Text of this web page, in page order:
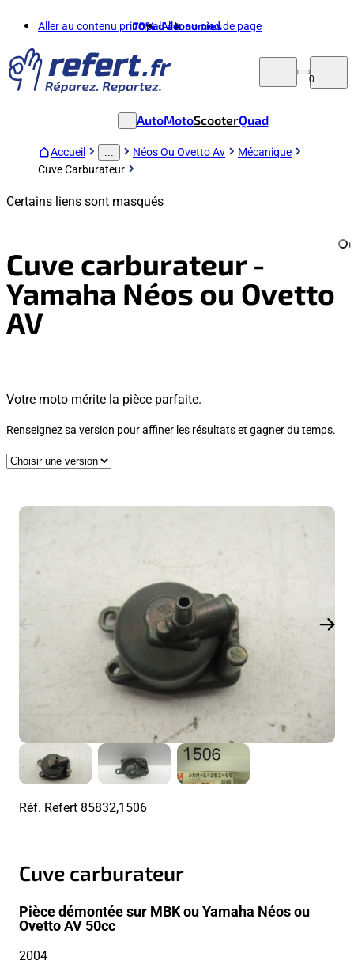
Aller au contenu principalAller au pied de page
70%d'économies
0
AutoMotoScooterQuad
Accueil Néos Ou Ovetto Av
Mécanique
Cuve Carburateur
Certains liens sont masqués
Cuve carburateur -
Yamaha Néos ou Ovetto
AV
+
Votre moto mérite la pièce parfaite.
Renseignez sa version pour affiner les résultats et gagner du temps.
Réf. Refert 85832,1506
Cuve carburateur
Pièce démontée sur MBK ou Yamaha Néos ou
Ovetto AV 50cc
2004